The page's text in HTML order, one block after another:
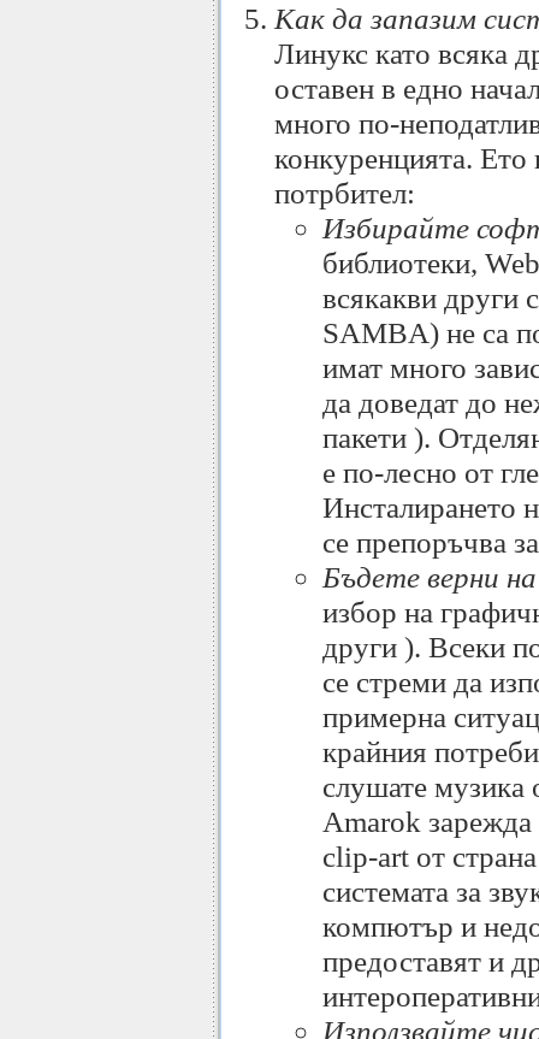
Как да запазим
Линукс като всяка
оставен в едно
много по-
конкуренцията.
потрбител:
Избирайте
библиотеки,
всякакви други
SAMBA) не са
имат много
да доведат до
пакети ).
е по-лесно от
Инсталирането
се препоръчва
Бъдете верни
избор на
други ). Всеки
се стреми да
примерна
крайния
слушате музика
Amarok
clip-art от
системата за
компютър и
предоставят и
Използвайте